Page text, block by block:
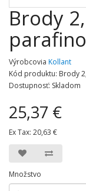
Brody
Výrobcovia Kollant
Kód produktu: Brody
Dostupnosť: Skladom
25,37 €
Ex Tax: 20,63 €
Množstvo